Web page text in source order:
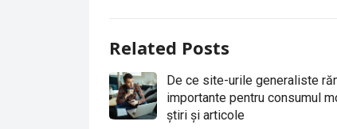
Related Posts
De ce site-urile generaliste
importante pentru consumul
știri și articole